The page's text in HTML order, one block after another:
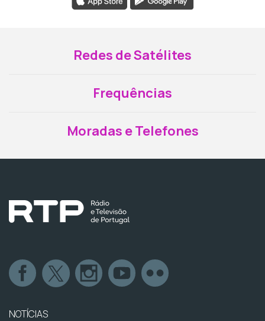
Redes de Satélites
Frequências
Moradas e Telefones
NOTÍCIAS